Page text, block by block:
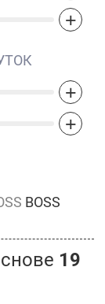
+
+
+
BOSS
19